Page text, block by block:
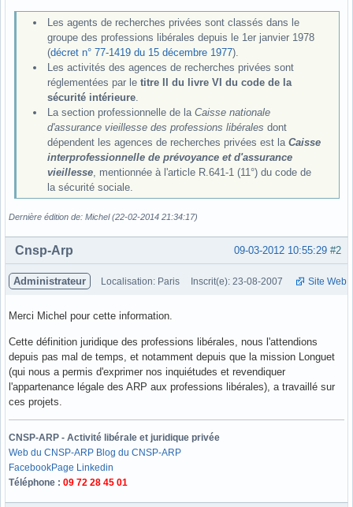
Les agents de recherches privées sont classés dans le
groupe des professions libérales depuis le 1er janvier 1978
(décret n° 77-1419 du 15 décembre 1977).
Les activités des agences de recherches privées sont
réglementées par le titre II du livre VI du code de la
sécurité intérieure.
La section professionnelle de la Caisse nationale
d'assurance vieillesse des professions libérales dont
dépendent les agences de recherches privées est la Caisse
interprofessionnelle de prévoyance et d'assurance
vieillesse, mentionnée à l'article R.641-1 (11°) du code de
la sécurité sociale.
Dernière édition de: Michel (22-02-2014 21:34:17)
Hors ligne #2
09-03-2012 10:55:29
Cnsp-Arp
Administrateur Localisation: Paris Inscrit(e): 23-08-2007 Site Web
Merci Michel pour cette information.
Cette définition juridique des professions libérales, nous l'attendions
depuis pas mal de temps, et notamment depuis que la mission Longuet
(qui nous a permis d'exprimer nos inquiétudes et revendiquer
l'appartenance légale des ARP aux professions libérales), a travaillé sur
ces projets.
CNSP-ARP - Activité libérale et juridique privée
Web du CNSP-ARP Blog du CNSP-ARP
FacebookPage Linkedin
Téléphone : 09 72 28 45 01